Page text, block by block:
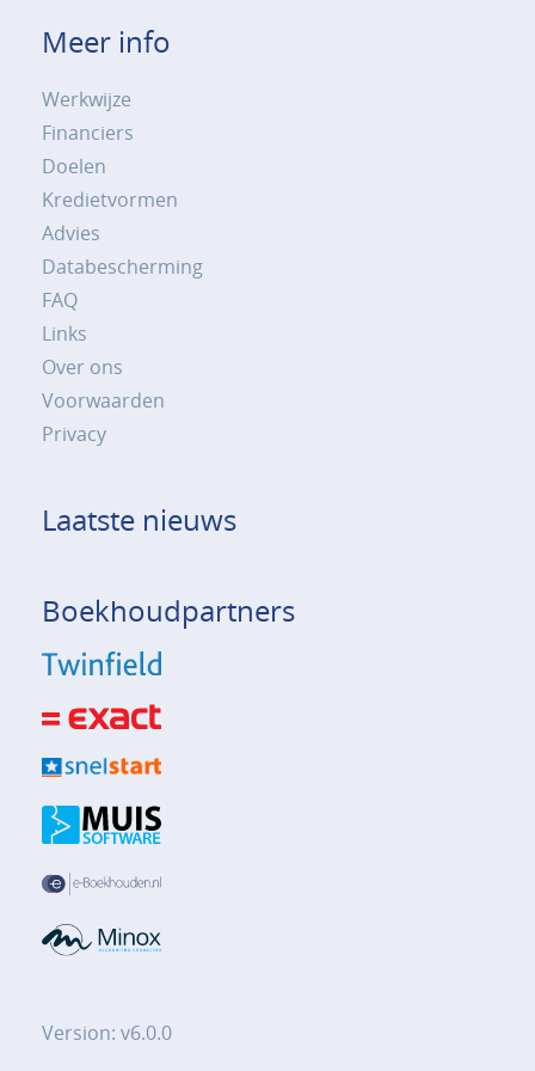
Meer info
Werkwijze
Financiers
Doelen
Kredietvormen
Advies
Databescherming
FAQ
Links
Over ons
Voorwaarden
Privacy
Laatste nieuws
Boekhoudpartners
Version: v6.0.0